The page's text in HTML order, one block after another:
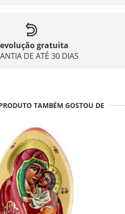
gratuita
DE ATÉ 30 DIAS
TAMBÉM GOSTOU DE